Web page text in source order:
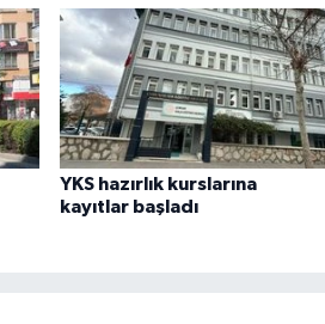
YKS hazırlık kurslarına
kayıtlar başladı